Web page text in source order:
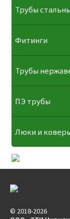
Трубы
Фитинги
Трубы
ПЭ трубы
Люки и
© 2018-2026